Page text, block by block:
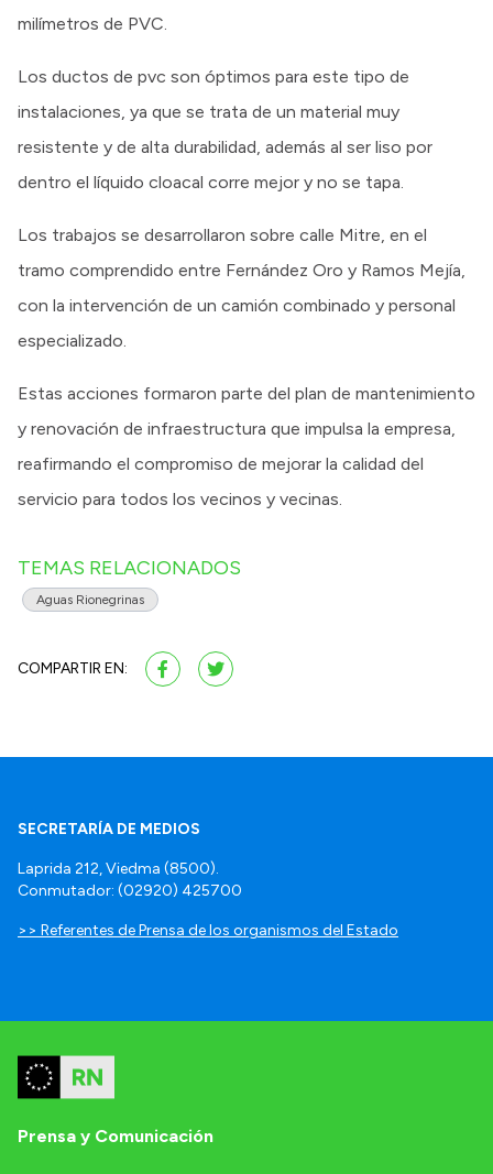
milímetros de PVC.
Los ductos de pvc son óptimos para este tipo de
instalaciones, ya que se trata de un material muy
resistente y de alta durabilidad, además al ser liso por
dentro el líquido cloacal corre mejor y no se tapa.
Los trabajos se desarrollaron sobre calle Mitre, en el
tramo comprendido entre Fernández Oro y Ramos Mejía,
con la intervención de un camión combinado y personal
especializado.
Estas acciones formaron parte del plan de mantenimiento
y renovación de infraestructura que impulsa la empresa,
reafirmando el compromiso de mejorar la calidad del
servicio para todos los vecinos y vecinas.
TEMAS RELACIONADOS
Aguas Rionegrinas
COMPARTIR EN:
SECRETARÍA DE MEDIOS
Laprida 212, Viedma (8500).
Conmutador: (02920) 425700
>> Referentes de Prensa de los organismos del Estado
Prensa y Comunicación